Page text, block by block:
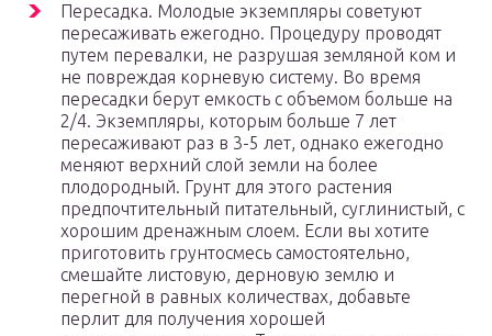
Пересадка. Молодые экземпляры советуют
пересаживать ежегодно. Процедуру проводят
путем перевалки, не разрушая земляной ком и
не повреждая корневую систему. Во время
пересадки берут емкость с объемом больше на
2/4. Экземпляры, которым больше 7 лет
пересаживают раз в 3-5 лет, однако ежегодно
меняют верхний слой земли на более
плодородный. Грунт для этого растения
предпочтительный питательный, суглинистый, с
хорошим дренажным слоем. Если вы хотите
приготовить грунтосмесь самостоятельно,
смешайте листовую, дерновую землю и
перегной в равных количествах, добавьте
перлит для получения хорошей